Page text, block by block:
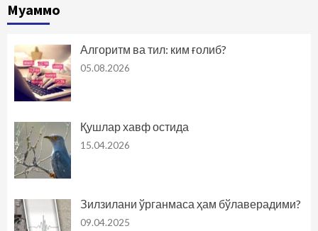
Муаммо
Алгоритм ва тил: ким ғолиб?
05.08.2026
Қушлар хавф остида
15.04.2026
Зилзилани ўрганмаса ҳам бўлаверадими?
09.04.2025